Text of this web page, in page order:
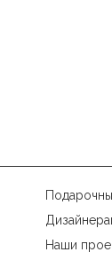
Наши